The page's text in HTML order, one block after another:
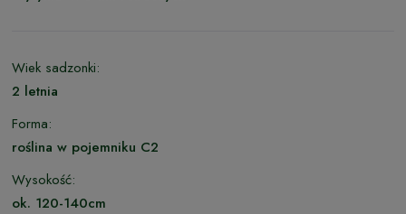
Wiek sadzonki:
2 letnia
Forma:
roślina w pojemniku C2
Wysokość:
ok. 120-140cm